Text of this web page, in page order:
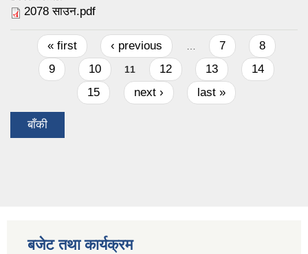
2078 साउन.pdf
Pages
« first ‹ previous … 7
8
9
10 11 12 13
14
15
next › last »
बाँकी
बजेट तथा कार्यक्रम